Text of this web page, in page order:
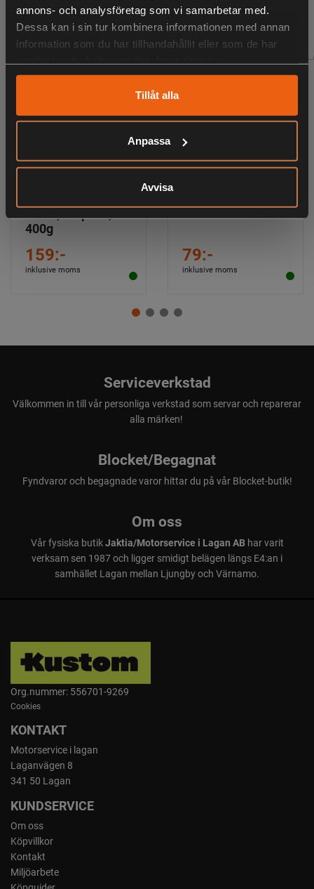
annons- och analysföretag som vi samarbetar med.
Dessa kan i sin tur kombinera informationen med annan
information som du har tillhandahållit eller som de har
Tillåt alla
Anpassa
Avvisa
RELATERADE PRODUKTER
12cm, 30-pack,
400g
159:-
inklusive moms
79:-
inklusive moms
Serviceverkstad
Välkommen in till vår personliga verkstad som servar och reparerar
alla märken!
Blocket/Begagnat
Fyndvaror och begagnade varor hittar du på vår Blocket-butik!
Om oss
Vår fysiska butikJaktia/Motorservice i Lagan ABhar varit
verksam sen 1987 och ligger smidigt belägen längs E4:an i
samhället Lagan mellan Ljungby och Värnamo.
Org.nummer: 556701-9269
Cookies
KONTAKT
Motorservice i lagan
Laganvägen 8
341 50 Lagan
KUNDSERVICE
Om oss
Köpvillkor
Kontakt
Miljöarbete